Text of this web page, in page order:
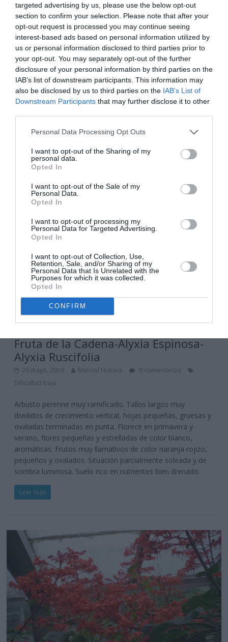
targeted advertising by us, please use the below opt-out
section to confirm your selection. Please note that after your
opt-out request is processed you may continue seeing
interest-based ads based on personal information utilized by
us or personal information disclosed to third parties prior to
your opt-out. You may separately opt-out of the further
disclosure of your personal information by third parties on the
IAB’s list of downstream participants. This information may
also be disclosed by us to third parties on the IAB’s List of
Downstream Participants that may further disclose it to other
Personal Data Processing Opt Outs
I want to opt-out of the Sharing of my
personal data.
Opted In
I want to opt-out of the Sale of my
Personal Data.
Opted In
I want to opt-out of processing my
Personal Data for Targeted Advertising.
Opted In
I want to opt-out of Collection, Use,
Retention, Sale, and/or Sharing of my
Personal Data that Is Unrelated with the
Purposes for which it was collected.
Opted In
CONFIRM
Arbustos
Efedra-Ephedra Fragilis
2 junio, 2019 Marisol Huesca
0 comentarios
Dificultad muy baja
Arbusto perenne muy ramificado de crecimiento vertical.
Tallos muy finos y alargados de color verde con hojas
escamosas muy pequeñas apenas perceptibles. Ejemplares
femeninos y masculinos, con flores de color amarillo y
agrupadas en ejemplares masculinos y ovaladas, solitarias y
suelo bien drenado.
Leer más
Fruta de la Cadena-Alyxia Espinosa-
Alyxia Ruscifolia
20 mayo, 2019 Marisol Huesca
0 comentarios
Dificultad baja
Arbusto perenne muy ramificado. Tallos largos muy
divididos de crecimiento vertical, hojas pequeñas, gruesas y
ovaladas terminadas en punta. Florece en primavera y
verano, flores pequeñas y estrelladas de color blanco,
aromáticas. Frutos muy llamativos de color naranja rojizo,
pequeños y ovalados. Situación parcialmente soleada y de
sombra luminosa. Suelo rico en nutrientes bien drenado.
Leer más